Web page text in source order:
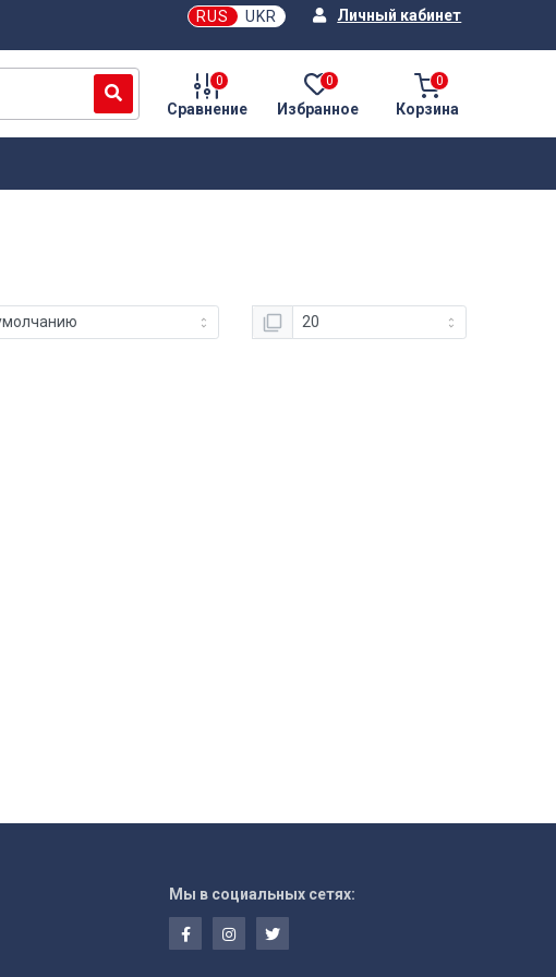
RUS UKR Личный кабинет
0
Сравнение
0
Избранное
0
Корзина
Мы в социальных сетях: